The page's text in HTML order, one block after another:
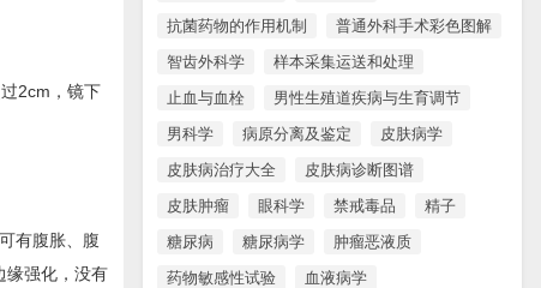
抗菌药物的作用机制
普通外科手术彩色图解
智齿外科学
样本采集运送和处理
止血与血栓
男性生殖道疾病与生育调节
男科学
病原分离及鉴定
皮肤病学
皮肤病治疗大全
皮肤病诊断图谱
皮肤肿瘤
眼科学 禁戒毒品
精子
糖尿病
糖尿病学
肿瘤恶液质
药物敏感性试验
血液病学
2cm，镜下
有腹胀、腹
缘强化，没有